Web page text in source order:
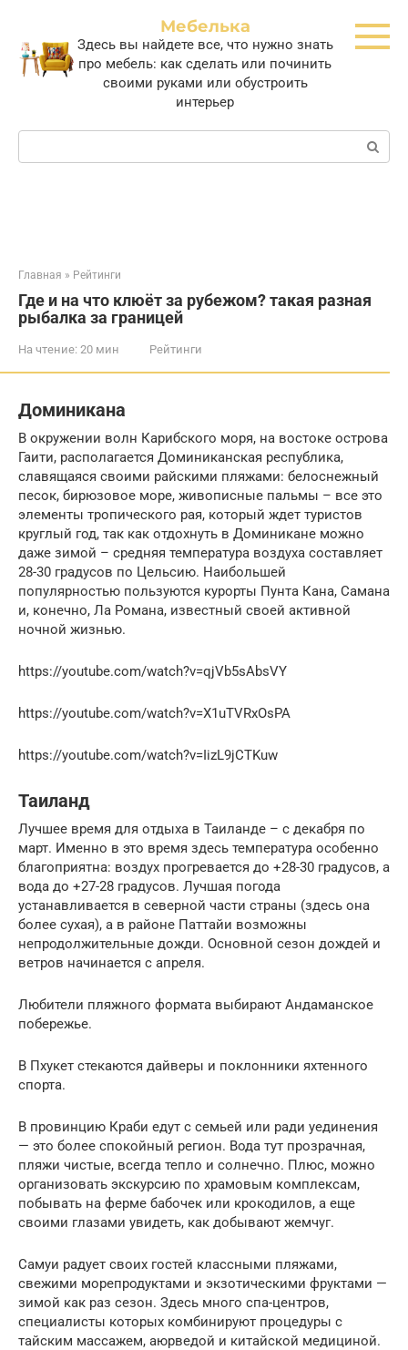
контенту
Мебелька
Здесь вы найдете все, что нужно знать
про мебель: как сделать или починить
своими руками или обустроить
интерьер
Поиск:
Главная » Рейтинги
Где и на что клюёт за рубежом? такая разная
рыбалка за границей
На чтение: 20 мин Рейтинги
Доминикана
В окружении волн Карибского моря, на востоке острова
Гаити, располагается Доминиканская республика,
славящаяся своими райскими пляжами: белоснежный
песок, бирюзовое море, живописные пальмы – все это
элементы тропического рая, который ждет туристов
круглый год, так как отдохнуть в Доминикане можно
даже зимой – средняя температура воздуха составляет
28-30 градусов по Цельсию. Наибольшей
популярностью пользуются курорты Пунта Кана, Самана
и, конечно, Ла Романа, известный своей активной
ночной жизнью.
https://youtube.com/watch?v=qjVb5sAbsVY
https://youtube.com/watch?v=X1uTVRxOsPA
https://youtube.com/watch?v=IizL9jCTKuw
Таиланд
Лучшее время для отдыха в Таиланде – с декабря по
март. Именно в это время здесь температура особенно
благоприятна: воздух прогревается до +28-30 градусов, а
вода до +27-28 градусов. Лучшая погода
устанавливается в северной части страны (здесь она
более сухая), а в районе Паттайи возможны
непродолжительные дожди. Основной сезон дождей и
ветров начинается с апреля.
Любители пляжного формата выбирают Андаманское
побережье.
В Пхукет стекаются дайверы и поклонники яхтенного
спорта.
В провинцию Краби едут с семьей или ради уединения
— это более спокойный регион. Вода тут прозрачная,
пляжи чистые, всегда тепло и солнечно. Плюс, можно
организовать экскурсию по храмовым комплексам,
побывать на ферме бабочек или крокодилов, а еще
своими глазами увидеть, как добывают жемчуг.
Самуи радует своих гостей классными пляжами,
свежими морепродуктами и экзотическими фруктами —
зимой как раз сезон. Здесь много спа-центров,
специалисты которых комбинируют процедуры с
тайским массажем, аюрведой и китайской медициной.